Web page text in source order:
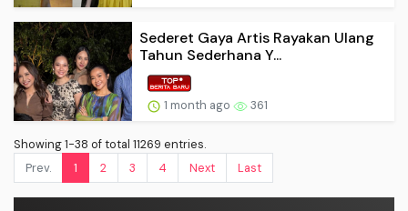
Sederet Gaya Artis Rayakan Ulang
Tahun Sederhana Y...
1 month ago 361
Showing 1-38 of total 11269 entries.
Prev.
1 2 3 4 Next Last